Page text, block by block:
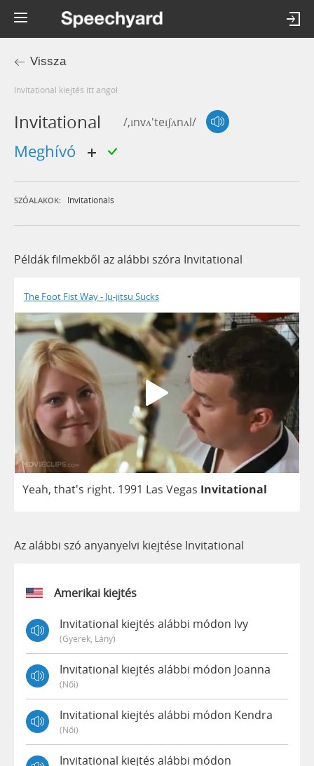
Vissza
invitational kiejtés itt angol
Invitational /,ɪnvʌ'teɪʃʌnʌl/
meghívó
SZÓALAKOK: Invitationals
Példák filmekből az alábbi szóra Invitational
The Foot Fist Way - Ju-jitsu Sucks
Yeah, that's right. 1991 Las Vegas Invitational
Az alábbi szó anyanyelvi kiejtése Invitational
Amerikai kiejtés
Invitational kiejtés alábbi módon Ivy
(gyerek, Lány)
Invitational kiejtés alábbi módon Joanna
(női)
Invitational kiejtés alábbi módon Kendra
(női)
Invitational kiejtés alábbi módon